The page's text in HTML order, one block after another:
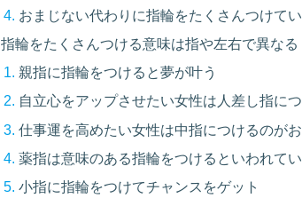
おまじない代わりに指輪をたくさんつけて
指輪をたくさんつける意味は指や左右で異なる
親指に指輪をつけると夢が叶う
自立心をアップさせたい女性は人差し指に
仕事運を高めたい女性は中指につけるのが
薬指は意味のある指輪をつけるといわれて
小指に指輪をつけてチャンスをゲット